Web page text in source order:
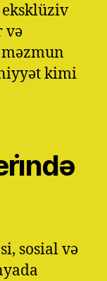
və
kimi
sosial və